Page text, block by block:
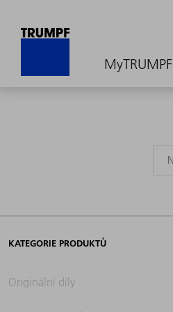
MyTRUMPF
KATEGORIE PRODUKTŮ
Originální díly